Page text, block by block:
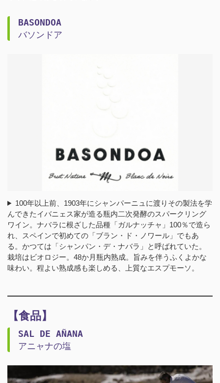
BASONDOA
バソンドア
100年以上前、1903年にシャンパーニュに渡りその製法を学
んできたイバニェス家が造る瓶内二次発酵のスパークリング
ワイン。ナバラに根ざした品種「ガルナッチャ」100％で造ら
れ、スペインで初めての「ブラン・ド・ノワール」でもあ
る。かつては「シャンパン・デ・ナバラ」と呼ばれていた。
栽培はビオロジー。48か月瓶内熟成。旨みを伴うふくよかな
味わい。程よい熟成感も楽しめる、上質なエスプモーソ。
【食品】
SAL DE AÑANA
アニャナの塩